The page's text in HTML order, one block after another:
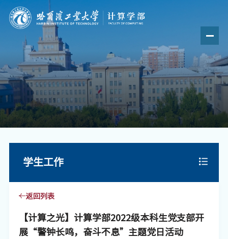
学生工作
返回列表
【计算之光】计算学部2022级本科生党支部开
展“警钟长鸣，奋斗不息”主题党日活动